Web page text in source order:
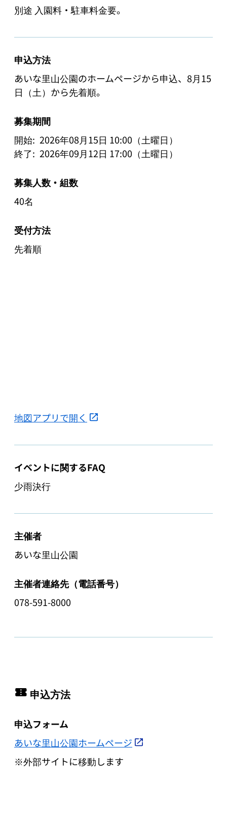
別途 入園料・駐車料金要。
申込方法
あいな里山公園のホームページから申込、8月15
日（土）から先着順。
募集期間
開始: 2026年08月15日 10:00（土曜日）
終了: 2026年09月12日 17:00（土曜日）
募集人数・組数
40名
受付方法
先着順
地図アプリで開く
イベントに関するFAQ
少雨決行
主催者
あいな里山公園
主催者連絡先（電話番号）
078-591-8000
申込方法
申込フォーム
あいな里山公園ホームページ
※外部サイトに移動します